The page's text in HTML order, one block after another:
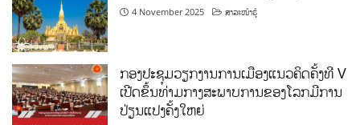
4 November 2025 ສາລະໜ້າຮູ້
ກອງປະຊຸມວຽກງານການເມືອງແນວຄິດຄັ້ງທີ V
ເປີດຂຶ້ນທ່າມກາງສະພາບການຂອງໂລກມີການ
ປ່ຽນແປງຄັ້ງໃຫຍ່